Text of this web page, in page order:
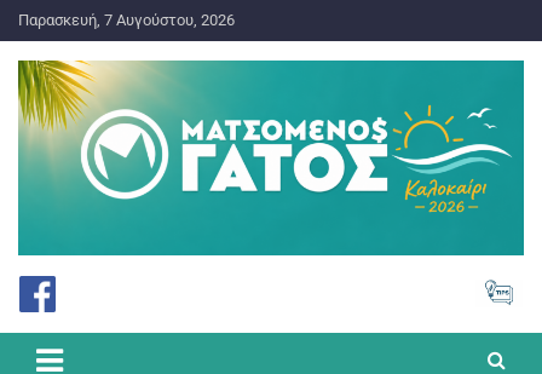
Παρασκευή, 7 Αυγούστου, 2026
Ματσωμένος Γάτος – Όλα για
το Στοίχημα